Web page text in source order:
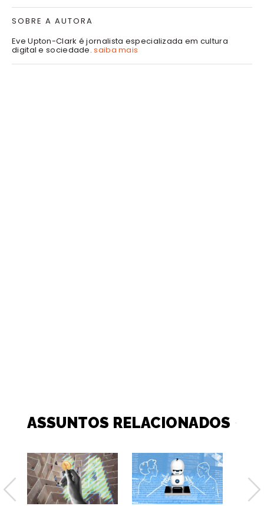
SOBRE A AUTORA
Eve Upton-Clark é jornalista especializada em cultura
digital e sociedade.saiba mais
ASSUNTOS RELACIONADOS